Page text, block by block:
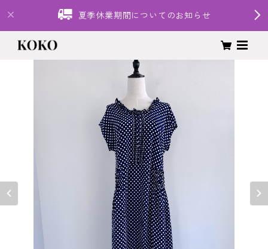
夏季休業期間についてのお知らせ